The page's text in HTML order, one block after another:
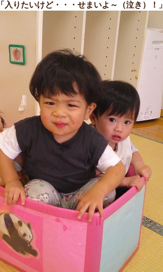
「入りたいけど・・・せまいよ～（泣き）！」